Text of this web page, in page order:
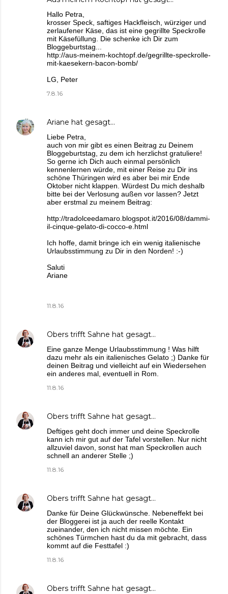
Hallo Petra,
krosser Speck, saftiges Hackfleisch, würziger und
zerlaufener Käse, das ist eine gegrillte Speckrolle
mit Käsefüllung. Die schenke ich Dir zum
Bloggeburtstag...
http://aus-meinem-kochtopf.de/gegrillte-speckrolle-
mit-kaesekern-bacon-bomb/
LG, Peter
7.8.16
Ariane hat gesagt…
Liebe Petra,
auch von mir gibt es einen Beitrag zu Deinem
Bloggeburtstag, zu dem ich herzlichst gratuliere!
So gerne ich Dich auch einmal persönlich
kennenlernen würde, mit einer Reise zu Dir ins
schöne Thüringen wird es aber bei mir Ende
Oktober nicht klappen. Würdest Du mich deshalb
bitte bei der Verlosung außen vor lassen? Jetzt
aber erstmal zu meinem Beitrag:
http://tradolceedamaro.blogspot.it/2016/08/dammi-
il-cinque-gelato-di-cocco-e.html
Ich hoffe, damit bringe ich ein wenig italienische
Urlaubsstimmung zu Dir in den Norden! :-)
Saluti
Ariane
11.8.16
Obers trifft Sahne hat gesagt…
Eine ganze Menge Urlaubsstimmung ! Was hilft
dazu mehr als ein italienisches Gelato ;) Danke für
deinen Beitrag und vielleicht auf ein Wiedersehen
ein anderes mal, eventuell in Rom.
11.8.16
Obers trifft Sahne hat gesagt…
Deftiges geht doch immer und deine Speckrolle
kann ich mir gut auf der Tafel vorstellen. Nur nicht
allzuviel davon, sonst hat man Speckrollen auch
schnell an anderer Stelle ;)
11.8.16
Obers trifft Sahne hat gesagt…
Danke für Deine Glückwünsche. Nebeneffekt bei
der Bloggerei ist ja auch der reelle Kontakt
zueinander, den ich nicht missen möchte. Ein
schönes Türmchen hast du da mit gebracht, dass
kommt auf die Festtafel :)
11.8.16
Obers trifft Sahne hat gesagt…